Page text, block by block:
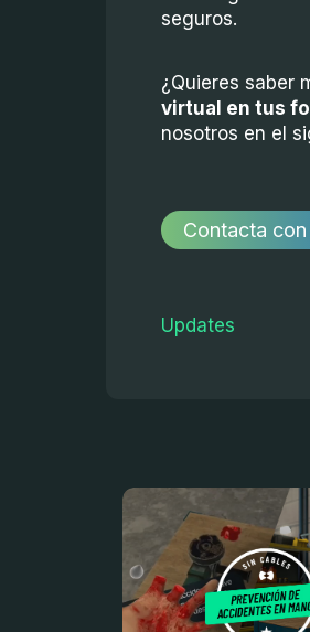
seguros.
¿Quieres saber
virtual en tus
nosotros en el
Contacta
Updates